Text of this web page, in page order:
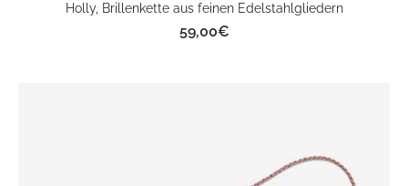
Holly, Brillenkette aus feinen Edelstahlgliedern
59,00€